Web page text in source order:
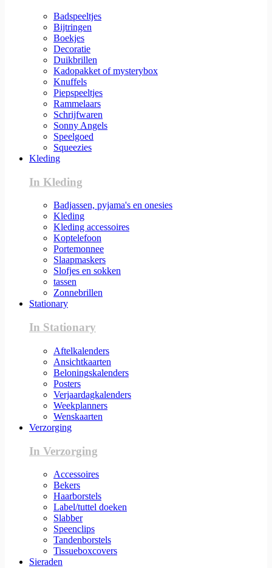
Badspeeltjes
Bijtringen
Boekjes
Decoratie
Duikbrillen
Kadopakket of mysterybox
Knuffels
Piepspeeltjes
Rammelaars
Schrijfwaren
Sonny Angels
Speelgoed
Squeezies
Kleding
In Kleding
Badjassen, pyjama's en onesies
Kleding
Kleding accessoires
Koptelefoon
Portemonnee
Slaapmaskers
Slofjes en sokken
tassen
Zonnebrillen
Stationary
In Stationary
Aftelkalenders
Ansichtkaarten
Beloningskalenders
Posters
Verjaardagkalenders
Weekplanners
Wenskaarten
Verzorging
In Verzorging
Accessoires
Bekers
Haarborstels
Label/tuttel doeken
Slabber
Speenclips
Tandenborstels
Tissueboxcovers
Sieraden